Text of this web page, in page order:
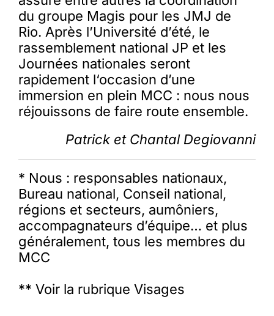
du groupe Magis pour les JMJ de
Rio. Après l’Université d’été, le
rassemblement national JP et les
Journées nationales seront
rapidement l‘occasion d’une
immersion en plein MCC : nous nous
réjouissons de faire route ensemble.
Patrick et Chantal Degiovanni
* Nous : responsables nationaux,
Bureau national, Conseil national,
régions et secteurs, aumôniers,
accompagnateurs d’équipe… et plus
généralement, tous les membres du
MCC
** Voir la rubrique Visages